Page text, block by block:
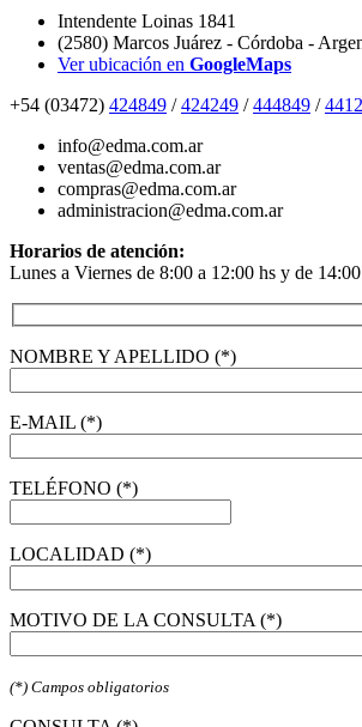
Intendente Loinas 1841
(2580) Marcos Juárez - Córdoba -
Ver ubicación en GoogleMaps
+54 (03472) 424849 /424249 /444849 /
info@edma.com.ar
ventas@edma.com.ar
compras@edma.com.ar
administracion@edma.com.ar
Horarios de atención:
Lunes a Viernes de 8:00 a 12:00 hs y de
NOMBRE Y APELLIDO (*)
E-MAIL (*)
TELÉFONO (*)
LOCALIDAD (*)
MOTIVO DE LA CONSULTA (*)
(*) Campos obligatorios